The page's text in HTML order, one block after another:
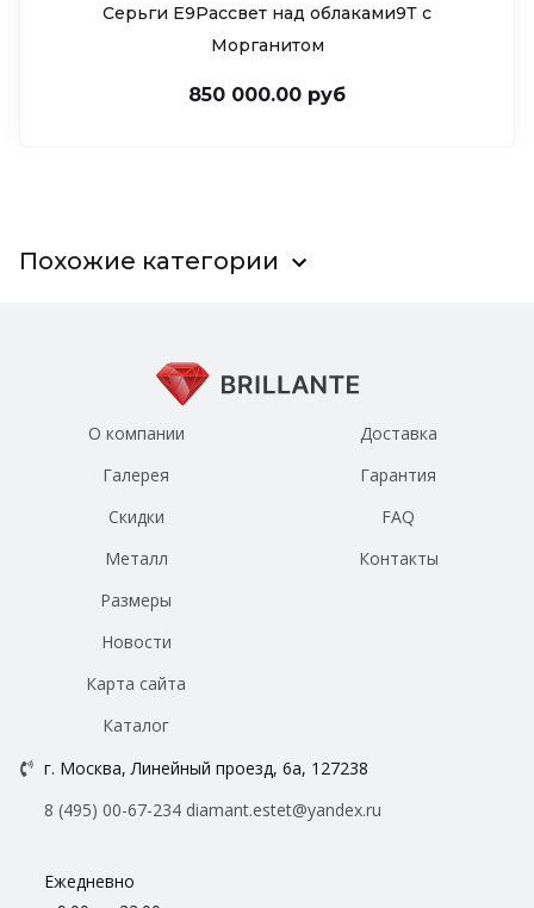
Серьги Е9Рассвет над облаками9Т c
Морганитом
850 000.00 руб
Похожие категории
О компании
Галерея
Скидки
Металл
Размеры
Новости
Доставка
Гарантия
FAQ
Контакты
Карта сайта
Каталог
г. Москва, Линейный проезд, 6а, 127238
8 (495) 00-67-234 diamant.estet@yandex.ru
Ежедневно